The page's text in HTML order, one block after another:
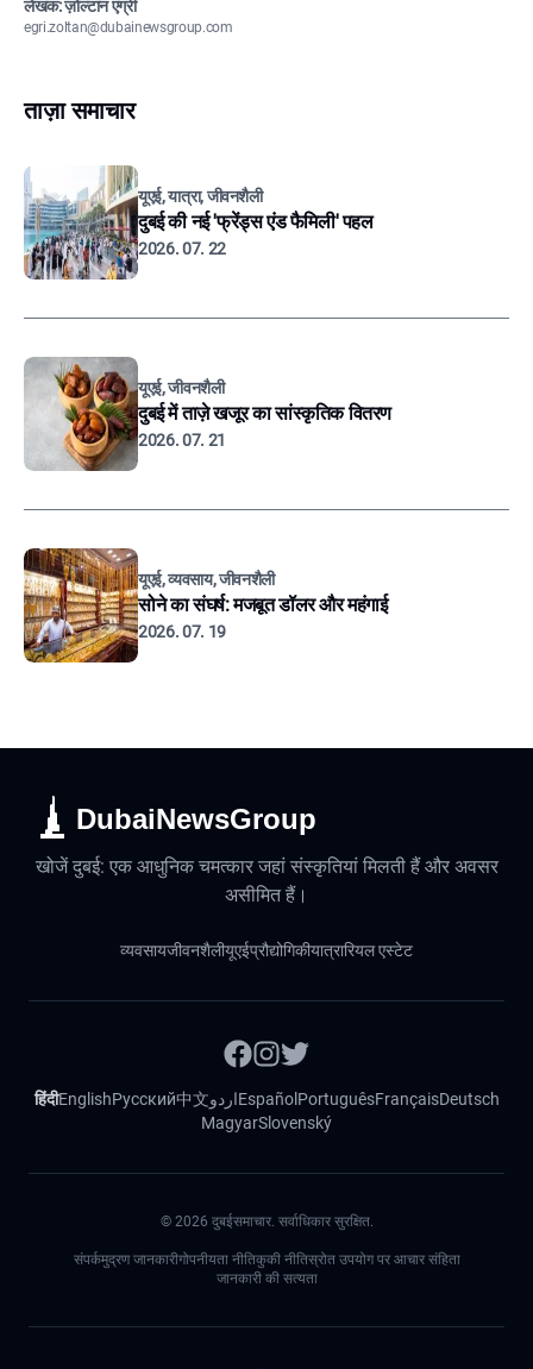
लेखक: ज़ोल्टान एग्री
egri.zoltan@dubainewsgroup.com
ताज़ा समाचार
यूएई, यात्रा, जीवनशैली
दुबई की नई 'फ्रेंड्स एंड फैमिली' पहल
2026. 07. 22
यूएई, जीवनशैली
दुबई में ताज़े खजूर का सांस्कृतिक वितरण
2026. 07. 21
यूएई, व्यवसाय, जीवनशैली
सोने का संघर्ष: मजबूत डॉलर और महंगाई
2026. 07. 19
DubaiNewsGroup
खोजें दुबई: एक आधुनिक चमत्कार जहां संस्कृतियां मिलती हैं और अवसर
असीमित हैं।
व्यवसायजीवनशैलीयूएईप्रौद्योगिकीयात्रारियल एस्टेट
हिंदीEnglishРусский中文اردوEspañol PortuguêsFrançaisDeutsch
MagyarSlovenský
© 2026 दुबईसमाचार. सर्वाधिकार सुरक्षित.
संपर्कमुद्रण जानकारीगोपनीयता नीतिकुकी नीतिस्रोत उपयोग पर आचार संहिता
जानकारी की सत्यता